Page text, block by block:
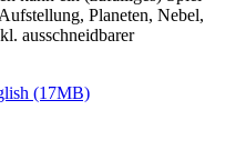
Planeten, Nebel,
ausschneidbarer
(17MB)